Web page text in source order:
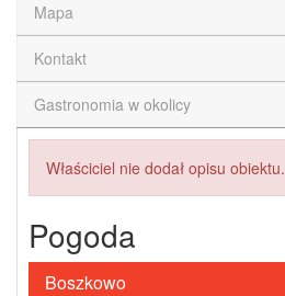
Mapa
Kontakt
Gastronomia w okolicy
Właściciel nie dodał opisu obiektu.
Pogoda
Boszkowo